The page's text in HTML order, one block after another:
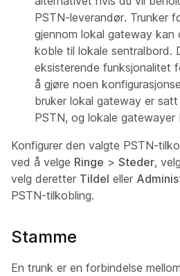
PSTN-leverandør. Trunker
gjennom lokal gateway kan
koble til lokale sentralbord.
eksisterende funksjonalitet
å gjøre noen
bruker lokal gateway er
PSTN, og lokale gatewayer
Konfigurer den valgte PSTN-
ved å velge Ringe > Steder,
velg deretter Tildel eller
PSTN-tilkobling.
Stamme
En trunk er en forbindelse